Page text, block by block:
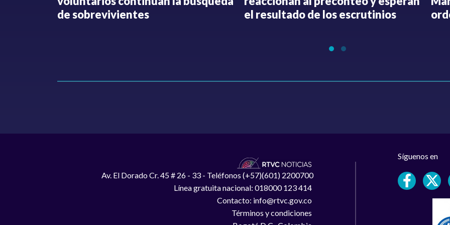
de sobrevivientes
el resultado de los escrutinios
Av. El Dorado Cr. 45 # 26 - 33 - Teléfonos (+57)(601) 2200700
Línea gratuita nacional: 018000 123 414
Contacto: info@rtvc.gov.co
Términos y condiciones
Síguenos en